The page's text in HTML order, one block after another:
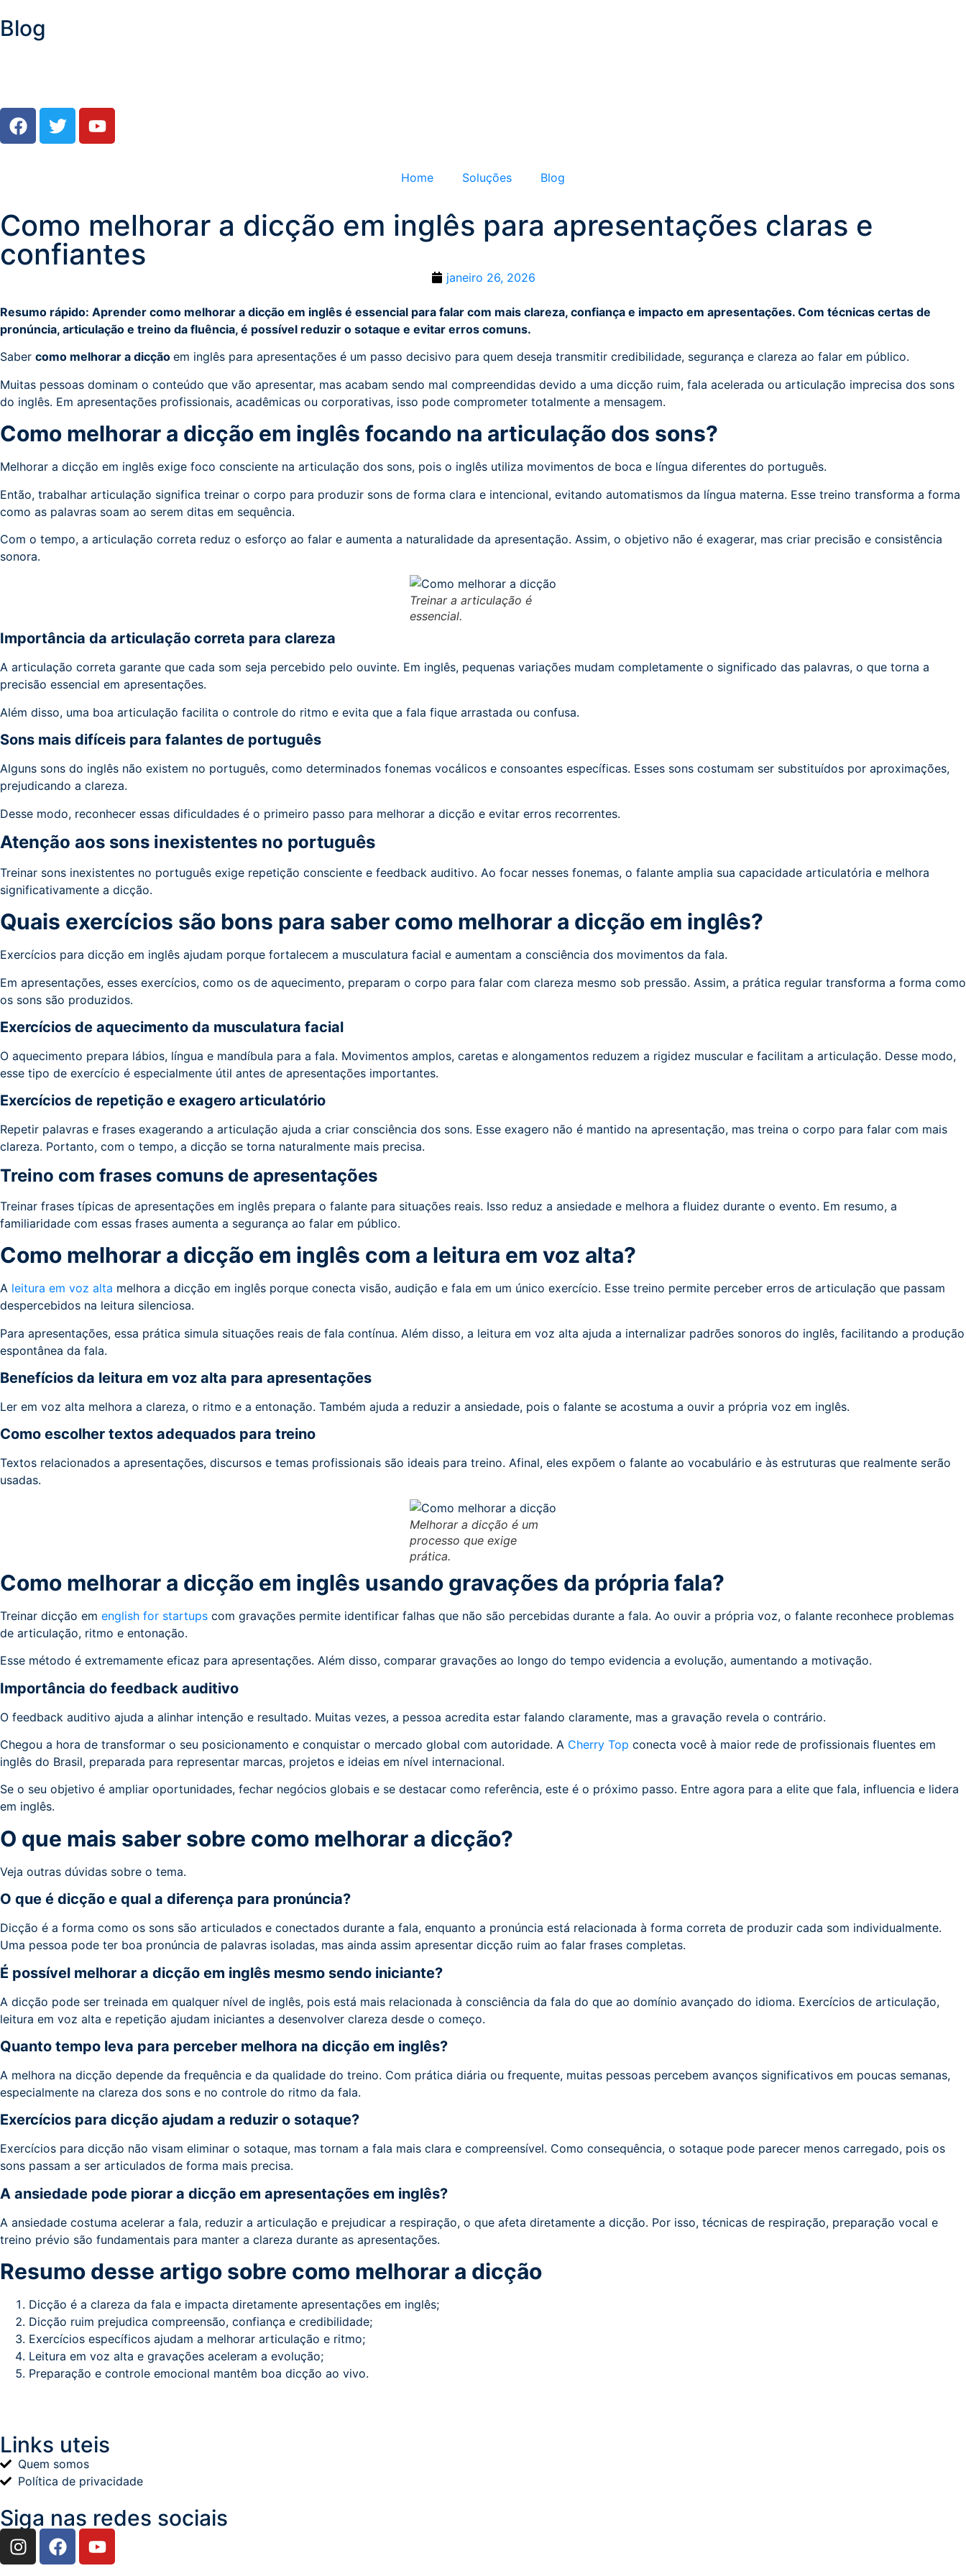
Blog
Home Soluções Blog
Como melhorar a dicção em inglês para apresentações claras e
confiantes
janeiro 26, 2026
Resumo rápido: Aprender como melhorar a dicção em inglês é essencial para falar com mais clareza, confiança e impacto em apresentações. Com técnicas certas de
pronúncia, articulação e treino da fluência, é possível reduzir o sotaque e evitar erros comuns.
Saber como melhorar a dicção em inglês para apresentações é um passo decisivo para quem deseja transmitir credibilidade, segurança e clareza ao falar em público.
Muitas pessoas dominam o conteúdo que vão apresentar, mas acabam sendo mal compreendidas devido a uma dicção ruim, fala acelerada ou articulação imprecisa dos sons
do inglês. Em apresentações profissionais, acadêmicas ou corporativas, isso pode comprometer totalmente a mensagem.
Como melhorar a dicção em inglês focando na articulação dos sons?
Melhorar a dicção em inglês exige foco consciente na articulação dos sons, pois o inglês utiliza movimentos de boca e língua diferentes do português.
Então, trabalhar articulação significa treinar o corpo para produzir sons de forma clara e intencional, evitando automatismos da língua materna. Esse treino transforma a forma
como as palavras soam ao serem ditas em sequência.
Com o tempo, a articulação correta reduz o esforço ao falar e aumenta a naturalidade da apresentação. Assim, o objetivo não é exagerar, mas criar precisão e consistência
sonora.
Treinar a articulação é
essencial.
Importância da articulação correta para clareza
A articulação correta garante que cada som seja percebido pelo ouvinte. Em inglês, pequenas variações mudam completamente o significado das palavras, o que torna a
precisão essencial em apresentações.
Além disso, uma boa articulação facilita o controle do ritmo e evita que a fala fique arrastada ou confusa.
Sons mais difíceis para falantes de português
Alguns sons do inglês não existem no português, como determinados fonemas vocálicos e consoantes específicas. Esses sons costumam ser substituídos por aproximações,
prejudicando a clareza.
Desse modo, reconhecer essas dificuldades é o primeiro passo para melhorar a dicção e evitar erros recorrentes.
Atenção aos sons inexistentes no português
Treinar sons inexistentes no português exige repetição consciente e feedback auditivo. Ao focar nesses fonemas, o falante amplia sua capacidade articulatória e melhora
significativamente a dicção.
Quais exercícios são bons para saber como melhorar a dicção em inglês?
Exercícios para dicção em inglês ajudam porque fortalecem a musculatura facial e aumentam a consciência dos movimentos da fala.
Em apresentações, esses exercícios, como os de aquecimento, preparam o corpo para falar com clareza mesmo sob pressão. Assim, a prática regular transforma a forma como
os sons são produzidos.
Exercícios de aquecimento da musculatura facial
O aquecimento prepara lábios, língua e mandíbula para a fala. Movimentos amplos, caretas e alongamentos reduzem a rigidez muscular e facilitam a articulação. Desse modo,
esse tipo de exercício é especialmente útil antes de apresentações importantes.
Exercícios de repetição e exagero articulatório
Repetir palavras e frases exagerando a articulação ajuda a criar consciência dos sons. Esse exagero não é mantido na apresentação, mas treina o corpo para falar com mais
clareza. Portanto, com o tempo, a dicção se torna naturalmente mais precisa.
Treino com frases comuns de apresentações
Treinar frases típicas de apresentações em inglês prepara o falante para situações reais. Isso reduz a ansiedade e melhora a fluidez durante o evento. Em resumo, a
familiaridade com essas frases aumenta a segurança ao falar em público.
Como melhorar a dicção em inglês com a leitura em voz alta?
A leitura em voz alta melhora a dicção em inglês porque conecta visão, audição e fala em um único exercício. Esse treino permite perceber erros de articulação que passam
despercebidos na leitura silenciosa.
Para apresentações, essa prática simula situações reais de fala contínua. Além disso, a leitura em voz alta ajuda a internalizar padrões sonoros do inglês, facilitando a produção
espontânea da fala.
Benefícios da leitura em voz alta para apresentações
Ler em voz alta melhora a clareza, o ritmo e a entonação. Também ajuda a reduzir a ansiedade, pois o falante se acostuma a ouvir a própria voz em inglês.
Como escolher textos adequados para treino
Textos relacionados a apresentações, discursos e temas profissionais são ideais para treino. Afinal, eles expõem o falante ao vocabulário e às estruturas que realmente serão
usadas.
Melhorar a dicção é um
processo que exige
prática.
Como melhorar a dicção em inglês usando gravações da própria fala?
Treinar dicção em english for startups com gravações permite identificar falhas que não são percebidas durante a fala. Ao ouvir a própria voz, o falante reconhece problemas
de articulação, ritmo e entonação.
Esse método é extremamente eficaz para apresentações. Além disso, comparar gravações ao longo do tempo evidencia a evolução, aumentando a motivação.
Importância do feedback auditivo
O feedback auditivo ajuda a alinhar intenção e resultado. Muitas vezes, a pessoa acredita estar falando claramente, mas a gravação revela o contrário.
Chegou a hora de transformar o seu posicionamento e conquistar o mercado global com autoridade. A Cherry Top conecta você à maior rede de profissionais fluentes em
inglês do Brasil, preparada para representar marcas, projetos e ideias em nível internacional.
Se o seu objetivo é ampliar oportunidades, fechar negócios globais e se destacar como referência, este é o próximo passo. Entre agora para a elite que fala, influencia e lidera
em inglês.
O que mais saber sobre como melhorar a dicção?
Veja outras dúvidas sobre o tema.
O que é dicção e qual a diferença para pronúncia?
Dicção é a forma como os sons são articulados e conectados durante a fala, enquanto a pronúncia está relacionada à forma correta de produzir cada som individualmente.
Uma pessoa pode ter boa pronúncia de palavras isoladas, mas ainda assim apresentar dicção ruim ao falar frases completas.
É possível melhorar a dicção em inglês mesmo sendo iniciante?
A dicção pode ser treinada em qualquer nível de inglês, pois está mais relacionada à consciência da fala do que ao domínio avançado do idioma. Exercícios de articulação,
leitura em voz alta e repetição ajudam iniciantes a desenvolver clareza desde o começo.
Quanto tempo leva para perceber melhora na dicção em inglês?
A melhora na dicção depende da frequência e da qualidade do treino. Com prática diária ou frequente, muitas pessoas percebem avanços significativos em poucas semanas,
especialmente na clareza dos sons e no controle do ritmo da fala.
Exercícios para dicção ajudam a reduzir o sotaque?
Exercícios para dicção não visam eliminar o sotaque, mas tornam a fala mais clara e compreensível. Como consequência, o sotaque pode parecer menos carregado, pois os
sons passam a ser articulados de forma mais precisa.
A ansiedade pode piorar a dicção em apresentações em inglês?
A ansiedade costuma acelerar a fala, reduzir a articulação e prejudicar a respiração, o que afeta diretamente a dicção. Por isso, técnicas de respiração, preparação vocal e
treino prévio são fundamentais para manter a clareza durante as apresentações.
Resumo desse artigo sobre como melhorar a dicção
Dicção é a clareza da fala e impacta diretamente apresentações em inglês;
Dicção ruim prejudica compreensão, confiança e credibilidade;
Exercícios específicos ajudam a melhorar articulação e ritmo;
Leitura em voz alta e gravações aceleram a evolução;
Preparação e controle emocional mantêm boa dicção ao vivo.
Links uteis
Quem somos
Política de privacidade
Siga nas redes sociais